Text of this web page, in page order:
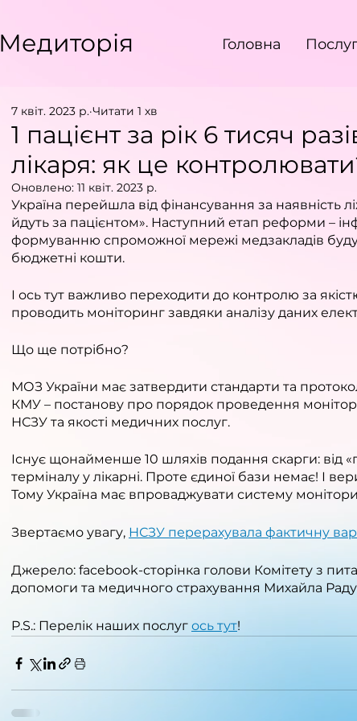
Медиторія Головна
1 пацієнт за рік 6 тисяч
лікаря: як це
7 квіт. 2023 р. Читати 1 хв
Оновлено: 11 квіт. 2023 р.
Україна перейшла від фінансування за наявність
йдуть за пацієнтом». Наступний етап реформи –
формуванню спроможної мережі медзакладів
бюджетні кошти.
І ось тут важливо переходити до контролю за
проводить моніторинг завдяки аналізу даних
Що ще потрібно?
МОЗ України має затвердити стандарти та
КМУ – постанову про порядок проведення
НСЗУ та якості медичних послуг.
Існує щонайменше 10 шляхів подання скарги: від
терміналу у лікарні. Проте єдиної бази немає! І
Тому Україна має впроваджувати систему
Звертаємо увагу, НСЗУ перерахувала фактичну
Джерело: facebook-сторінка голови Комітету з
допомоги та медичного страхування Михайла
P.S.: Перелік наших послуг ось тут!